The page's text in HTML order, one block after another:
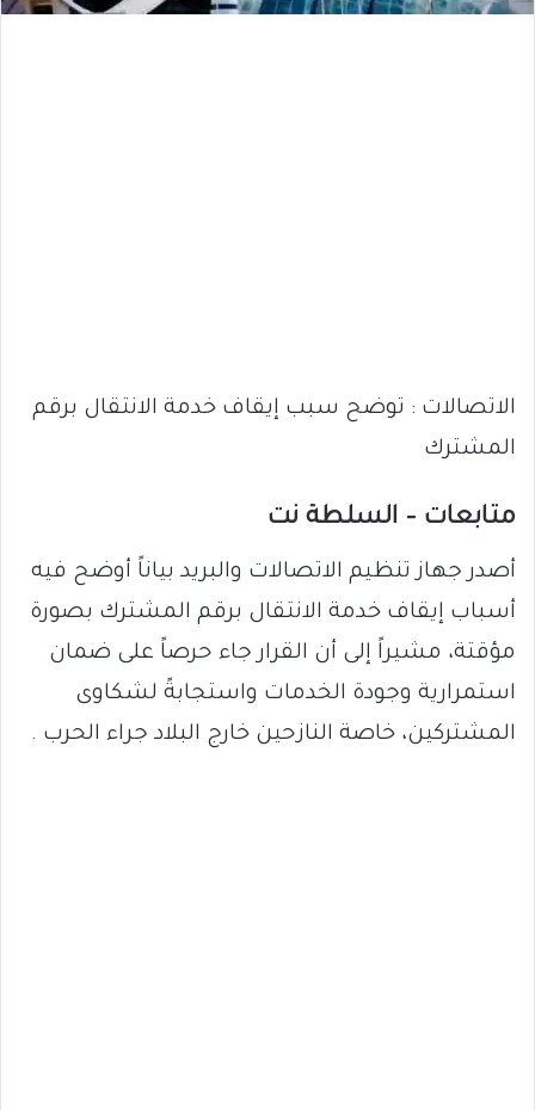
الاتصالات : توضح سبب إيقاف خدمة الانتقال برقم
المشترك
متابعات – السلطة نت
أصدر جهاز تنظيم الاتصالات والبريد بياناً أوضح فيه
أسباب إيقاف خدمة الانتقال برقم المشترك بصورة
مؤقتة، مشيراً إلى أن القرار جاء حرصاً على ضمان
استمرارية وجودة الخدمات واستجابةً لشكاوى
المشتركين، خاصة النازحين خارج البلاد جراء الحرب .